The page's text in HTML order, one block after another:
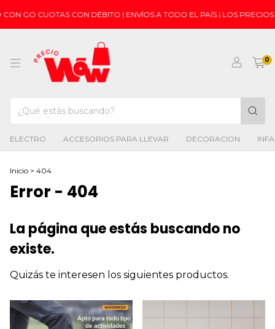
GO CUOTAS CON DÉBITO | ENVÍOS A TODO EL PAÍS | LOS
0
ELECTRO ACCESORIOS PARA LLEVAR DECORACION
Inicio > 404
Error - 404
La página que estás buscando no
existe.
Quizás te interesen los siguientes productos.